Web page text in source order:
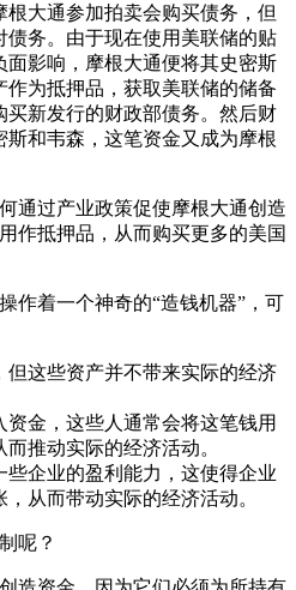
根大通参加拍卖会购买债务，但
债务。由于现在使用美联储的贴
面影响，摩根大通便将其史密斯
作为抵押品，获取美联储的储备
买新发行的财政部债务。然后财
斯和韦森，这笔资金又成为摩根
通过产业政策促使摩根大通创造
作抵押品，从而购买更多的美国
作着一个神奇的“造钱机器”，可
但这些资产并不带来实际的经济
金，这些人通常会将这笔钱用
推动实际的经济活动。
些企业的盈利能力，这使得企业
从而带动实际的经济活动。
呢？